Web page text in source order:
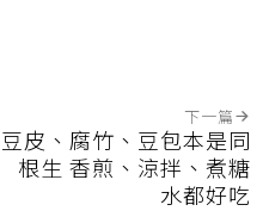
下一篇
豆皮、腐竹、豆包本是同
根生 香煎、涼拌、煮糖
水都好吃